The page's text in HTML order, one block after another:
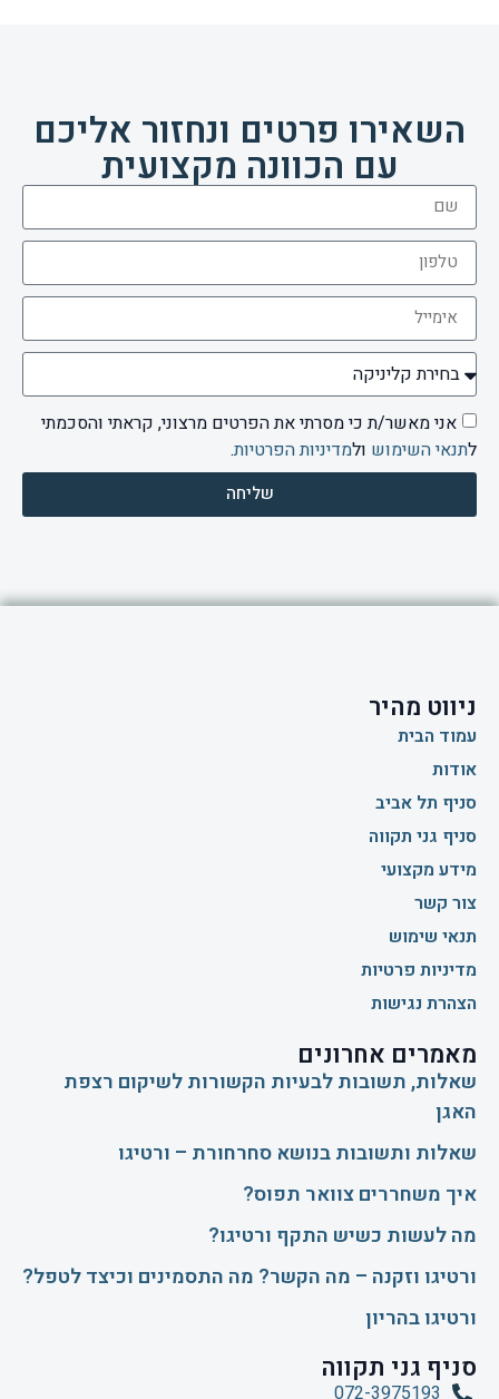
השאירו פרטים ונחזור אליכם
עם הכוונה מקצועית
אני מאשר/ת כי מסרתי את הפרטים מרצוני, קראתי והסכמתי
לתנאי השימוש ולמדיניות הפרטיות.
שליחה
ניווט מהיר
עמוד הבית
אודות
סניף תל אביב
סניף גני תקווה
מידע מקצועי
צור קשר
תנאי שימוש
מדיניות פרטיות
הצהרת נגישות
מאמרים אחרונים
שאלות, תשובות לבעיות הקשורות לשיקום רצפת
האגן
שאלות ותשובות בנושא סחרחורת – ורטיגו
איך משחררים צוואר תפוס?
​מה לעשות כשיש התקף ורטיגו?
ורטיגו וזקנה – מה הקשר? מה התסמינים וכיצד לטפל?
ורטיגו בהריון
סניף גני תקווה
072-3975193